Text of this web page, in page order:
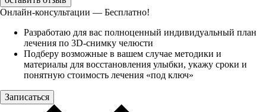
Онлайн-консультации — Бесплатно!
Разработаю для вас полноценный индивидуальный план
лечения по 3D-снимку челюсти
Подберу возможные в вашем случае методики и
материалы для восстановления улыбки, укажу сроки и
понятную стоимость лечения «под ключ»
Записаться